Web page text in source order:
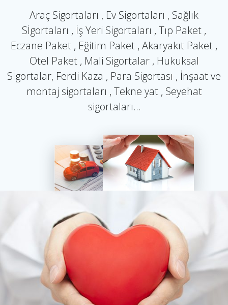
Araç Sigortaları , Ev Sigortaları , Sağlık
Sİgortaları , İş Yeri Sigortaları , Tıp Paket ,
Eczane Paket , Eğitim Paket , Akaryakıt Paket ,
Otel Paket , Mali Sigortalar , Hukuksal
Sİgortalar, Ferdi Kaza , Para Sigortası , İnşaat ve
montaj sigortaları , Tekne yat , Seyehat
sigortaları…